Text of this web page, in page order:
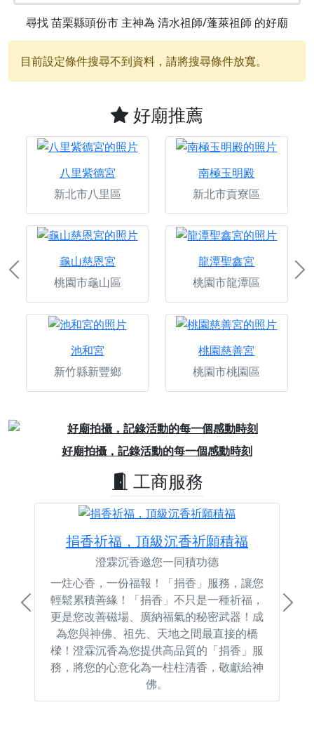
尋找苗栗縣頭份市 主神為 清水祖師/蓬萊祖師 的好廟
目前設定條件搜尋不到資料，請將搜尋條件放寬。
好廟推薦
八里紫德宮
新北市八里區
南極玉明殿
新北市貢寮區
龜山慈恩宮
桃園市龜山區
龍潭聖鑫宮
桃園市龍潭區
池和宮
新竹縣新豐鄉
桃園慈善宮
桃園市桃園區
Previous
好廟拍攝，記錄活動的每一個感動時刻
Previous
工商服務
捐香祈福，頂級沉香祈願積福
澄霖沉香邀您一同積功德
一炷心香，一份福報！「捐香」服務，讓您
輕鬆累積善緣！「捐香」不只是一種祈福，
更是您改善磁場、廣納福氣的秘密武器！成
為您與神佛、祖先、天地之間最直接的橋
樑！澄霖沉香為您提供高品質的「捐香」服
務，將您的心意化為一柱柱清香，敬獻給神
佛。
Previous Next